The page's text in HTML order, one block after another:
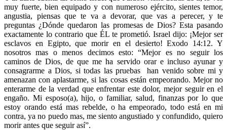
muy fuerte, bien equipado y con numeroso ejército, sientes temor,
angustia, piensas que te va a devorar, que vas a perecer, y te
preguntas ¿Dónde quedaron las promesas de Dios? Esta pasando
exactamente lo contrario que ÉL te prometió. Israel dijo: ¡Mejor ser
esclavos en Egipto, que morir en el desierto! Exodo 14:12. Y
nosotros mas o menos decimos esto: “Mejor es no seguir los
caminos de Dios, de que me ha servido orar e incluso ayunar y
consagrarme a Dios, si todas las pruebas han venido sobre mi y
amenazan con aplastarme, si las cosas están empeorando. Mejor no
enterarme de la verdad que enfrentar este dolor, mejor seguir en el
engaño. Mi esposo(a), hijo, o familiar, salud, finanzas por lo que
estoy orando está mas rebelde, o ha empeorado, todo está en mi
contra, ya no puedo mas, me siento angustiado y confundido, quiero
morir antes que seguir así”.